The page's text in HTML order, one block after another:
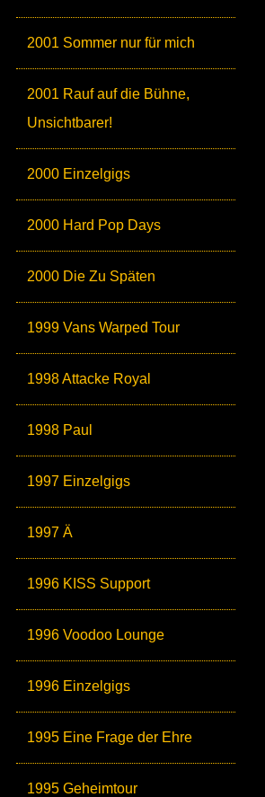
2001 Sommer nur für mich
2001 Rauf auf die Bühne,
Unsichtbarer!
2000 Einzelgigs
2000 Hard Pop Days
2000 Die Zu Späten
1999 Vans Warped Tour
1998 Attacke Royal
1998 Paul
1997 Einzelgigs
1997 Ä
1996 KISS Support
1996 Voodoo Lounge
1996 Einzelgigs
1995 Eine Frage der Ehre
1995 Geheimtour